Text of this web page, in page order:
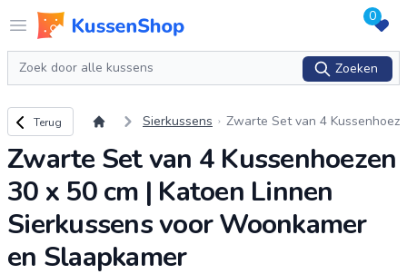
Open menu
Logo www.kussenshop.nl 0
Zoeken
Zoeken
Terug naar overzicht
Terug Sierkussens
Zwarte Set van 4 Kussenhoez
Sierkussens voor Woonkamer
Zwarte Set van 4 Kussenhoezen
30 x 50 cm | Katoen Linnen
Sierkussens voor Woonkamer
en Slaapkamer